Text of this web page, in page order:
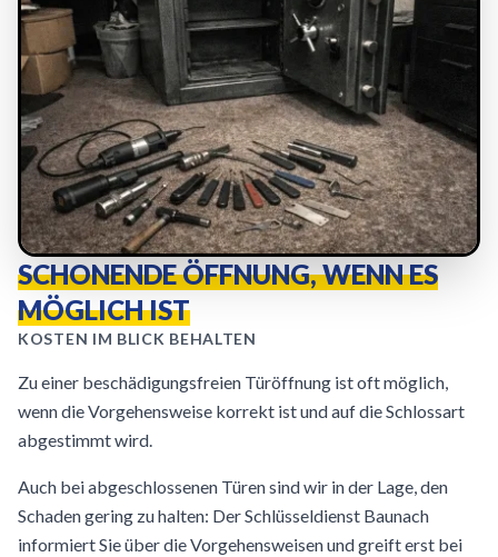
SCHONENDE ÖFFNUNG, WENN ES
MÖGLICH IST
KOSTEN IM BLICK BEHALTEN
Zu einer beschädigungsfreien Türöffnung ist oft möglich,
wenn die Vorgehensweise korrekt ist und auf die Schlossart
abgestimmt wird.
Auch bei abgeschlossenen Türen sind wir in der Lage, den
Schaden gering zu halten: Der Schlüsseldienst Baunach
informiert Sie über die Vorgehensweisen und greift erst bei